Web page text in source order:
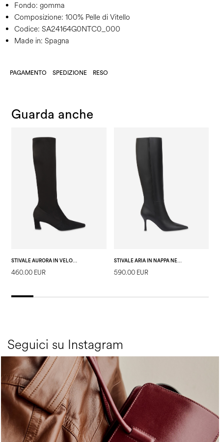
Fondo: gomma
Composizione: 100% Pelle di Vitello
Codice: SA24164G0NTC0_000
Made in: Spagna
PAGAMENTO SPEDIZIONE RESO
Guarda anche
STIVALE AURORA IN VELOUR PL STRETCH NERO
460.00 EUR
STIVALE ARIA IN NAPPA NERO
590.00 EUR
Seguici su Instagram